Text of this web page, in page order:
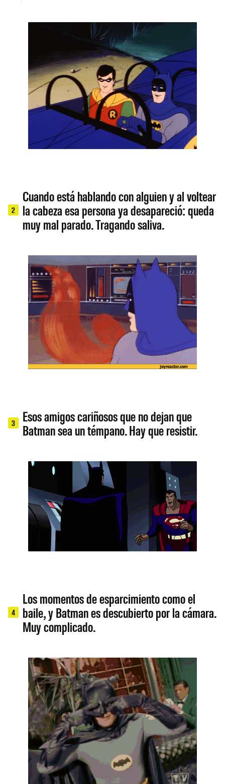
2
Cuando está hablando con alguien y al voltear
la cabeza esa persona ya desapareció: queda
muy mal parado. Tragando saliva.
3
Esos amigos cariñosos que no dejan que
Batman sea un témpano. Hay que resistir.
4
Los momentos de esparcimiento como el
baile, y Batman es descubierto por la cámara.
Muy complicado.